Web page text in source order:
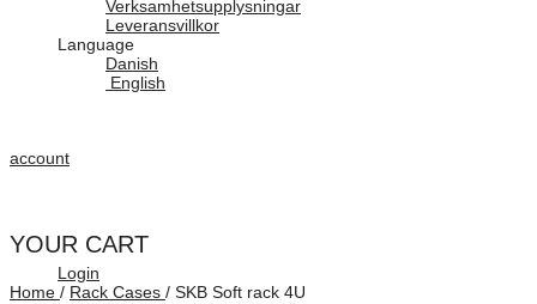
Verksamhetsupplysningar
Leveransvillkor
Language
Danish
English
account
Login
YOUR CART
Home / Rack Cases / SKB Soft rack 4U